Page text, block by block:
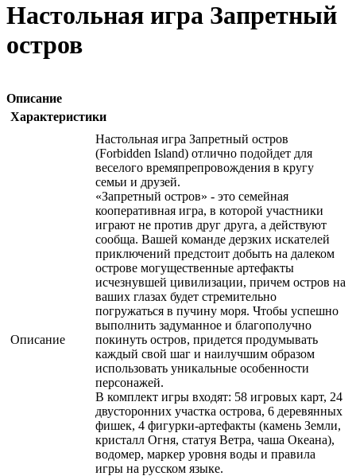
Настольная игра Запретный
остров
Описание
Характеристики
Описание
Настольная игра Запретный остров
(Forbidden Island) отлично подойдет для
веселого времяпрепровождения в кругу
семьи и друзей.
«Запретный остров» - это семейная
кооперативная игра, в которой участники
играют не против друг друга, а действуют
сообща. Вашей команде дерзких искателей
приключений предстоит добыть на далеком
острове могущественные артефакты
исчезнувшей цивилизации, причем остров на
ваших глазах будет стремительно
погружаться в пучину моря. Чтобы успешно
выполнить задуманное и благополучно
покинуть остров, придется продумывать
каждый свой шаг и наилучшим образом
использовать уникальные особенности
персонажей.
В комплект игры входят: 58 игровых карт, 24
двусторонних участка острова, 6 деревянных
фишек, 4 фигурки-артефакты (камень Земли,
кристалл Огня, статуя Ветра, чаша Океана),
водомер, маркер уровня воды и правила
игры на русском языке.